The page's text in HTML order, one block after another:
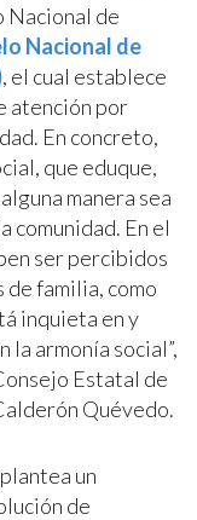
Nacional de
Nacional de
, el cual establece
atención por
En concreto,
que eduque,
manera sea
comunidad. En el
ser percibidos
de familia, como
inquieta en y
la armonía social”,
Estatal de
Quévedo.
un
de